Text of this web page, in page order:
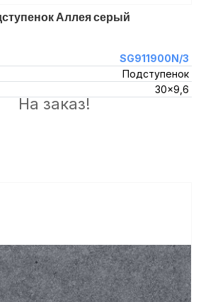
Аллея серый
SG911900N/3
Подступенок
30x9,6
На заказ!